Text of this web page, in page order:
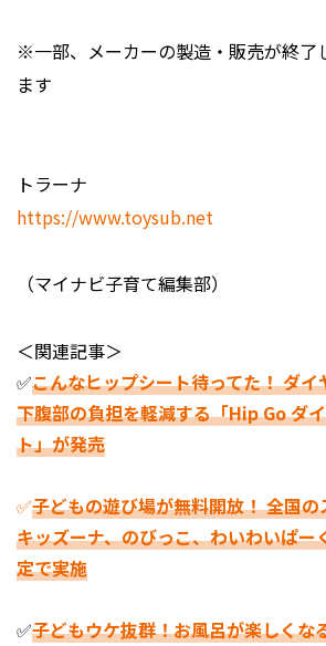
※一部、メーカーの製造・販売が終了
ます
トラーナ
https://www.toysub.net
（マイナビ子育て編集部）
＜関連記事＞
✅こんなヒップシート待ってた！ ダ
下腹部の負担を軽減する「Hip Go ダ
ト」が発売
✅子どもの遊び場が無料開放！ 全国
キッズーナ、のびっこ、わいわいぱー
定で実施
✅子どもウケ抜群！お風呂が楽しくな